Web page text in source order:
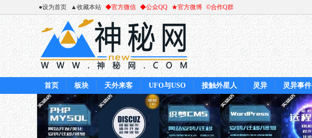
●设为首页 ▲收藏本站 ◆官方微信 ◆公众QQ ★官方微博 ©合作Q群
首页 板块 天外来客 UFO与USO 接触外星人 灵异 灵异事件